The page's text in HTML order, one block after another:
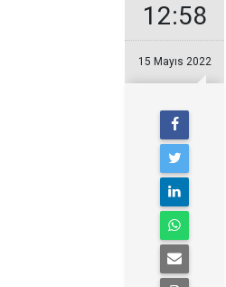
12:58
15 Mayıs 2022